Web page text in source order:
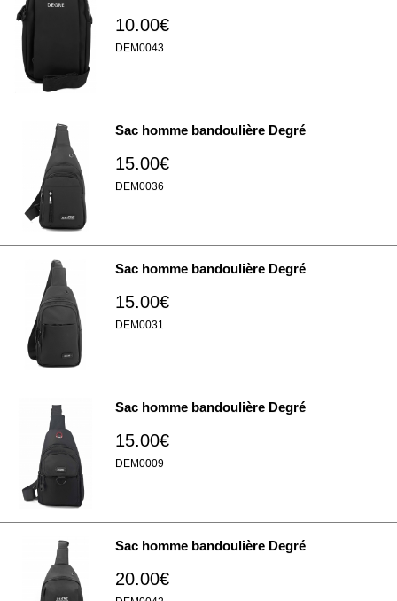
10.00€
DEM0043
Sac homme bandoulière Degré
15.00€
DEM0036
Sac homme bandoulière Degré
15.00€
DEM0031
Sac homme bandoulière Degré
15.00€
DEM0009
Sac homme bandoulière Degré
20.00€